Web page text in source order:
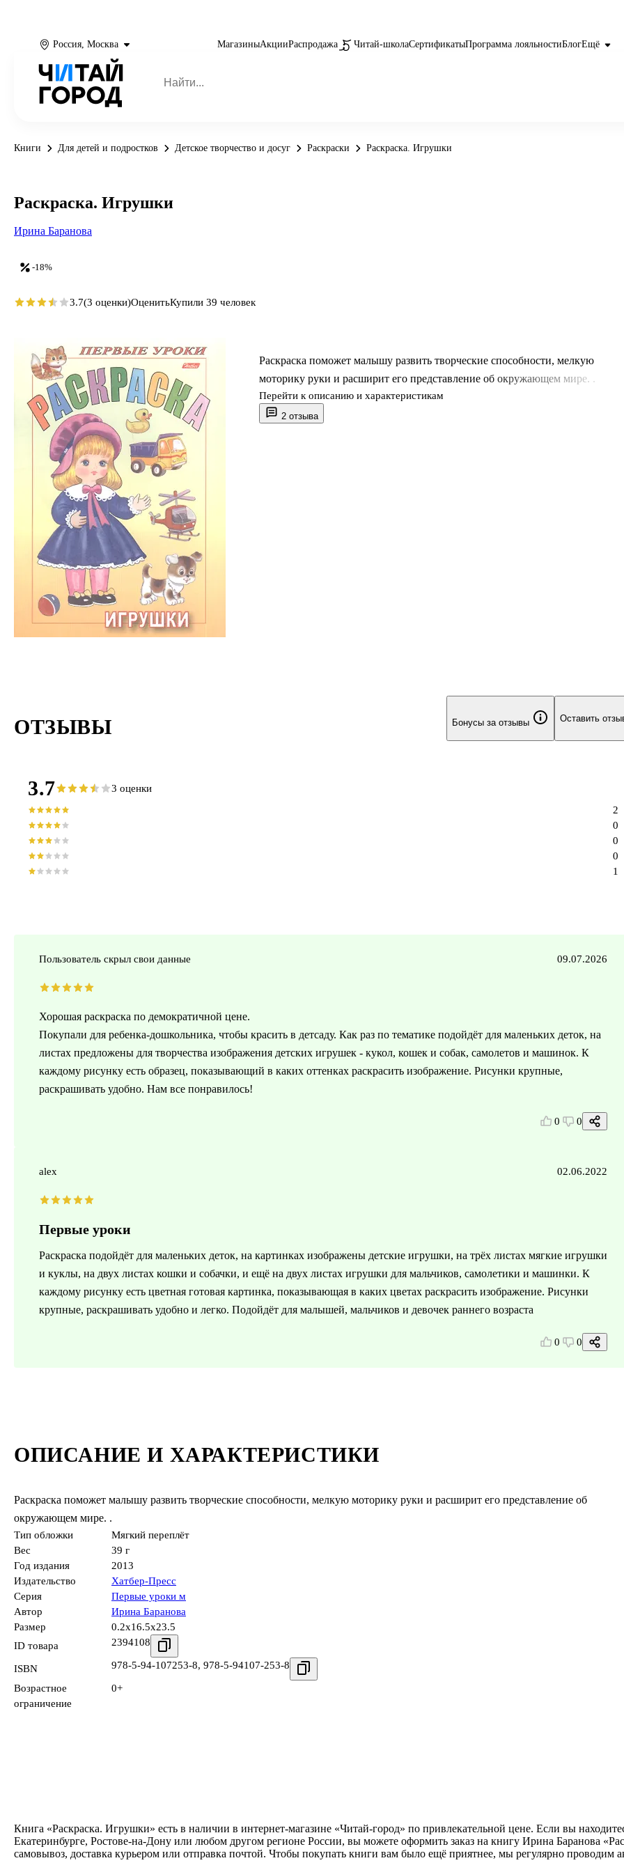
Россия, Москва МагазиныАкцииРаспродажа Читай-школаСертификатыПрограмма лояльностиБлогЕщё
Книги Для детей и подростков Детское творчество и досуг Раскраски Раскраска. Игрушки
2 отзыва
Раскраска поможет малышу развить творческие способности, мелкую
моторику руки и расширит его представление об окружающем мире. .
Перейти к описанию и характеристикам
-18%
Раскраска. Игрушки
Ирина Баранова
3.7(3 оценки)ОценитьКупили 39 человек
ОПИСАНИЕ И ХАРАКТЕРИСТИКИ
Раскраска поможет малышу развить творческие способности, мелкую моторику руки и расширит его представление об
окружающем мире. .
Тип обложки
Мягкий переплёт
Вес
39 г
Год издания
2013
Издательство
Хатбер-Пресс
Серия
Первые уроки м
Автор
Ирина Баранова
Размер
0.2x16.5x23.5
ID товара
2394108
ISBN 978-5-94-107253-8, 978-5-94107-253-8
Возрастное
ограничение
0+
ОТЗЫВЫ Бонусы за отзывы Оставить
3.7 3 оценки
1
0
0
0
2
Пользователь скрыл свои данные 09.07.2026
Хорошая раскраска по демократичной цене.
Покупали для ребенка-дошкольника, чтобы красить в детсаду. Как раз по тематике подойдёт для маленьких деток, на
листах предложены для творчества изображения детских игрушек - кукол, кошек и собак, самолетов и машинок. К
каждому рисунку есть образец, показывающий в каких оттенках раскрасить изображение. Рисунки крупные,
раскрашивать удобно. Нам все понравилось!
0 0
alex 02.06.2022
Первые уроки
Раскраска подойдёт для маленьких деток, на картинках изображены детские игрушки, на трёх листах мягкие игрушки
и куклы, на двух листах кошки и собачки, и ещё на двух листах игрушки для мальчиков, самолетики и машинки. К
каждому рисунку есть цветная готовая картинка, показывающая в каких цветах раскрасить изображение. Рисунки
крупные, раскрашивать удобно и легко. Подойдёт для малышей, мальчиков и девочек раннего возраста
0 0
Книга «Раскраска. Игрушки» есть в наличии в интернет-магазине «Читай-город» по привлекательной цене. Если вы
Екатеринбурге, Ростове-на-Дону или любом другом регионе России, вы можете оформить заказ на книгу Ирина Баранова
самовывоз, доставка курьером или отправка почтой. Чтобы покупать книги вам было ещё приятнее, мы регулярно проводим